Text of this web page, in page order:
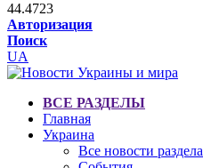
44.4723
Авторизация
Поиск
UA
ВСЕ РАЗДЕЛЫ
Главная
Украина
Все новости раздела